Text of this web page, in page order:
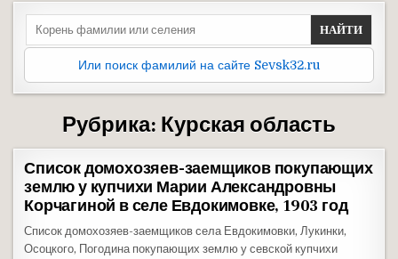
Search for:
Или поиск фамилий на сайте Sevsk32.ru
Рубрика: Курская область
Список домохозяев-заемщиков покупающих
землю у купчихи Марии Александровны
Корчагиной в селе Евдокимовке, 1903 год
Список домохозяев-заемщиков села Евдокимовки, Лукинки,
Осоцкого, Погодина покупающих землю у севской купчихи